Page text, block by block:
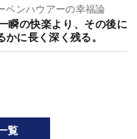
ンハウアーの幸福論
瞬の快楽より、その後に
に長く深く残る。
覧